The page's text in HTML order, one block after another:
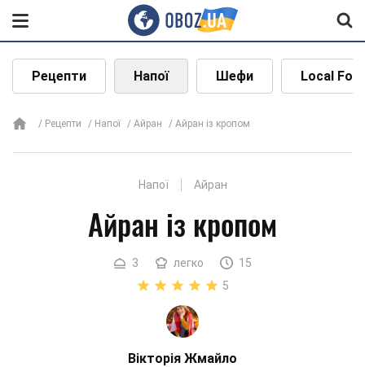
Рецепти Напої Шефи Local
Рецепти Напої Айран Айран із кропом
Напої Айран
Айран із кропом
3 легко
15
5
Вікторія Жмайло